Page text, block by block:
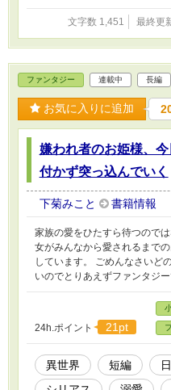
文字数 1,451 最終更
ファンタジー 連載中 長編
お気に入りに追加
嫌われ者のお姫様、
付かず突っ込んでいく
下菊みこと 書籍情報
家族の愛をひたすら待つので
女がみんなから愛されるまで
しています。 ごめんなさいど
いのでとりあえずファンタジ
24h.ポイント 21pt
異世界 短編